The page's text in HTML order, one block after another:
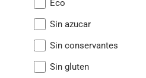
Eco
Sin azucar
Sin conservantes
Sin gluten